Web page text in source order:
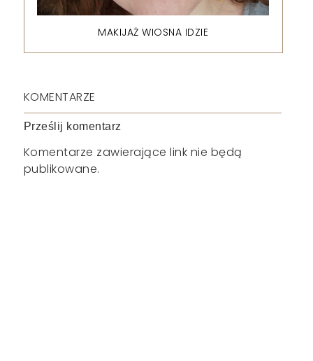
MAKIJAŻ WIOSNA IDZIE
KOMENTARZE
Prześlij komentarz
Komentarze zawierające link nie będą
publikowane.